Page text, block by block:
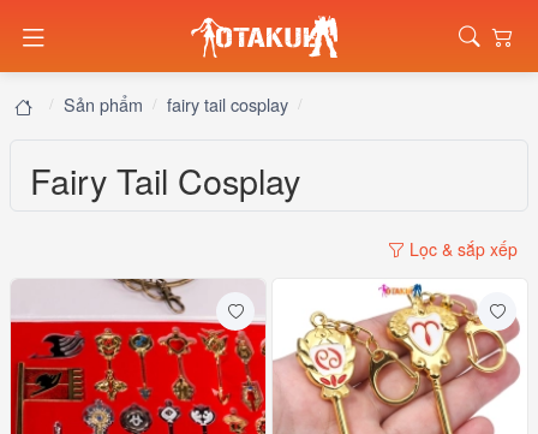
Sản phẩm fairy tail cosplay
Fairy Tail Cosplay
Lọc & sắp xếp